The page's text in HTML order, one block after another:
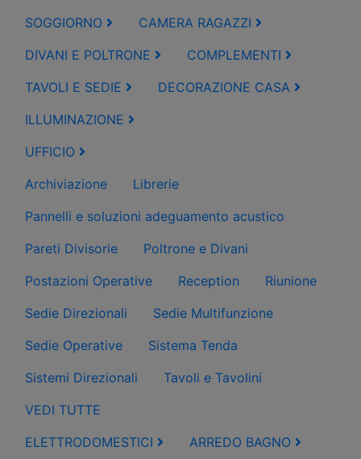
SOGGIORNO
CAMERA RAGAZZI
DIVANI E POLTRONE
COMPLEMENTI
TAVOLI E SEDIE
DECORAZIONE CASA
ILLUMINAZIONE
UFFICIO
Archiviazione
Librerie
Pannelli e soluzioni adeguamento acustico
Pareti Divisorie
Poltrone e Divani
Postazioni Operative
Reception
Riunione
Sedie Direzionali
Sedie Multifunzione
Sedie Operative
Sistema Tenda
Sistemi Direzionali
Tavoli e Tavolini
VEDI TUTTE
ELETTRODOMESTICI
ARREDO BAGNO